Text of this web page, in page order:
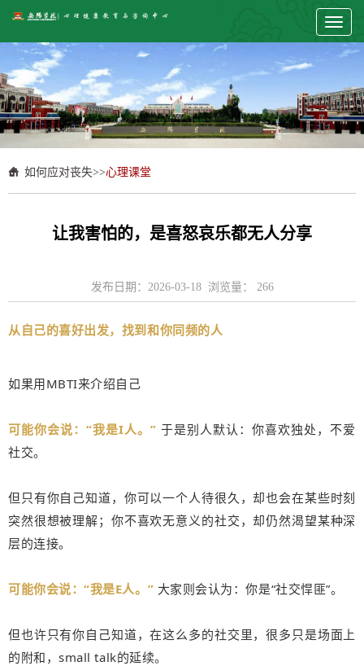
Toggle
如何应对丧失>>心理课堂
让我害怕的，是喜怒哀乐都无人分享
发布日期：2026-03-18 浏览量： 266
从自己的喜好出发，找到和你同频的人
如果用MBTI来介绍自己
可能你会说：“我是I人。” 于是别人默认：你喜欢独处，不爱
社交。
但只有你自己知道，你可以一个人待很久，却也会在某些时刻
突然很想被理解；你不喜欢无意义的社交，却仍然渴望某种深
层的连接。
可能你会说：“我是E人。” 大家则会认为：你是“社交悍匪”。
但也许只有你自己知道，在这么多的社交里，很多只是场面上
的附和，small talk的延续。